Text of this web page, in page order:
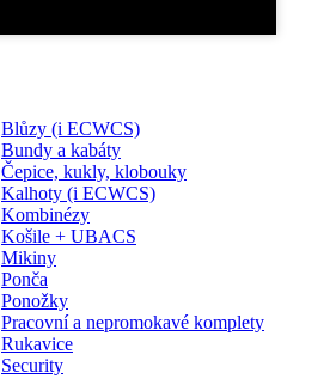
Blůzy (i ECWCS)
Bundy a kabáty
Čepice, kukly, klobouky
Kalhoty (i ECWCS)
Kombinézy
Košile + UBACS
Mikiny
Ponča
Ponožky
Pracovní a nepromokavé komplety
Rukavice
Security